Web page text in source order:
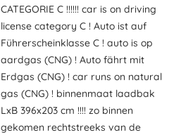
CATEGORIE C !!!!!! car is on driving
license category C ! Auto ist auf
Führerscheinklasse C ! auto is op
aardgas (CNG) ! Auto fährt mit
Erdgas (CNG) ! car runs on natural
gas (CNG) ! binnenmaat laadbak
LxB 396x203 cm !!!! zo binnen
gekomen rechtstreeks van de